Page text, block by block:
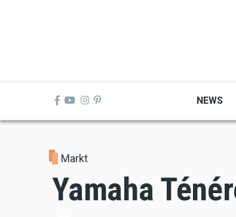
NEWS
Markt
Yamaha